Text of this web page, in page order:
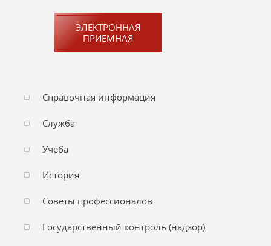
ЭЛЕКТРОННАЯ
ПРИЕМНАЯ
Справочная информация
Служба
Учеба
История
Советы профессионалов
Государственный контроль (надзор)